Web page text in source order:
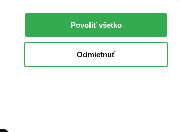
Povoliť všetko
Odmietnuť